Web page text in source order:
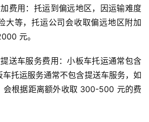
费用：托运到偏远地区，因运输难度
大等，托运公司会收取偏远地区附加
元。
送车服务费用：小板车托运通常包含
托运服务通常不包含提送车服务，如
会根据距离额外收取 300-500 元的费